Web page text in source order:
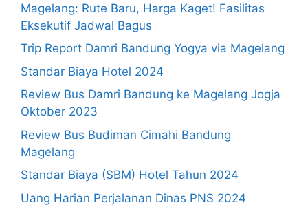
Magelang: Rute Baru, Harga Kaget! Fasilitas
Eksekutif Jadwal Bagus
Trip Report Damri Bandung Yogya via Magelang
Standar Biaya Hotel 2024
Review Bus Damri Bandung ke Magelang Jogja
Oktober 2023
Review Bus Budiman Cimahi Bandung
Magelang
Standar Biaya (SBM) Hotel Tahun 2024
Uang Harian Perjalanan Dinas PNS 2024